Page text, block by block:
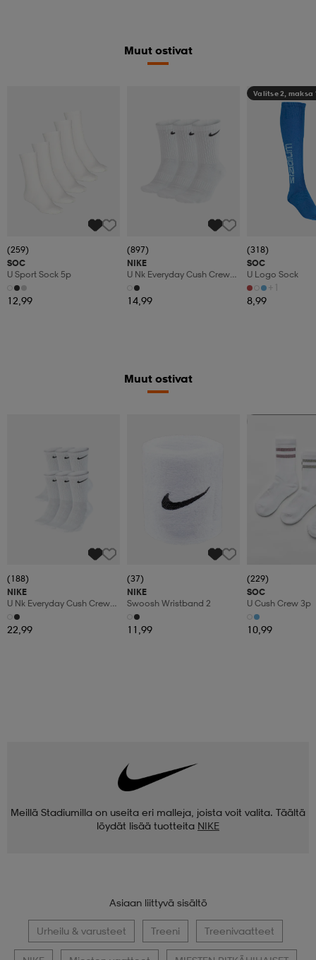
Muut ostivat
(259)
SOC
U Sport Sock 5p
12,99
(897)
NIKE
U Nk Everyday Cush Crew
3pr
14,99
Valitse 2, maksa
(318)
SOC
U Logo Sock
+1
8,99
Muut ostivat
(188)
NIKE
U Nk Everyday Cush Crew
6pr-Bd
22,99
(37)
NIKE
Swoosh Wristband 2
11,99
(229)
SOC
U Cush Crew 3p
10,99
Meillä Stadiumilla on useita eri malleja, joista voit valita. Täältä
löydät lisää tuotteita NIKE
Asiaan liittyvä sisältö
Urheilu & varusteet Treeni Treenivaatteet